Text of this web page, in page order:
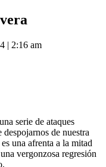
| 2:16 am
serie de ataques
de nuestra
una afrenta a la mitad
vergonzosa regresión